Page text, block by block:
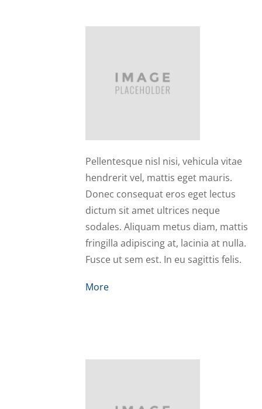
Julie
Pellentesque nisl nisi, vehicula vitae
hendrerit vel, mattis eget mauris.
Donec consequat eros eget lectus
dictum sit amet ultrices neque
sodales. Aliquam metus diam, mattis
fringilla adipiscing at, lacinia at nulla.
Fusce ut sem est. In eu sagittis felis.
More